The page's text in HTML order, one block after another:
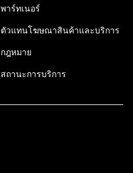
พาร์ทเนอร์
ตัวแทนโฆษณาสินค้าและบริการ
กฎหมาย
สถานะการบริการ